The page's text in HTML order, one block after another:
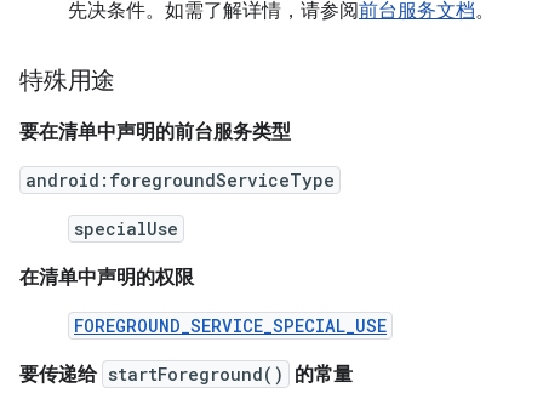
先决条件。如需了解详情，请参阅前台服务文档。
特殊用途
要在清单中声明的前台服务类型
android:foregroundServiceType
specialUse
在清单中声明的权限
FOREGROUND_SERVICE_SPECIAL_USE
要传递给 startForeground() 的常量